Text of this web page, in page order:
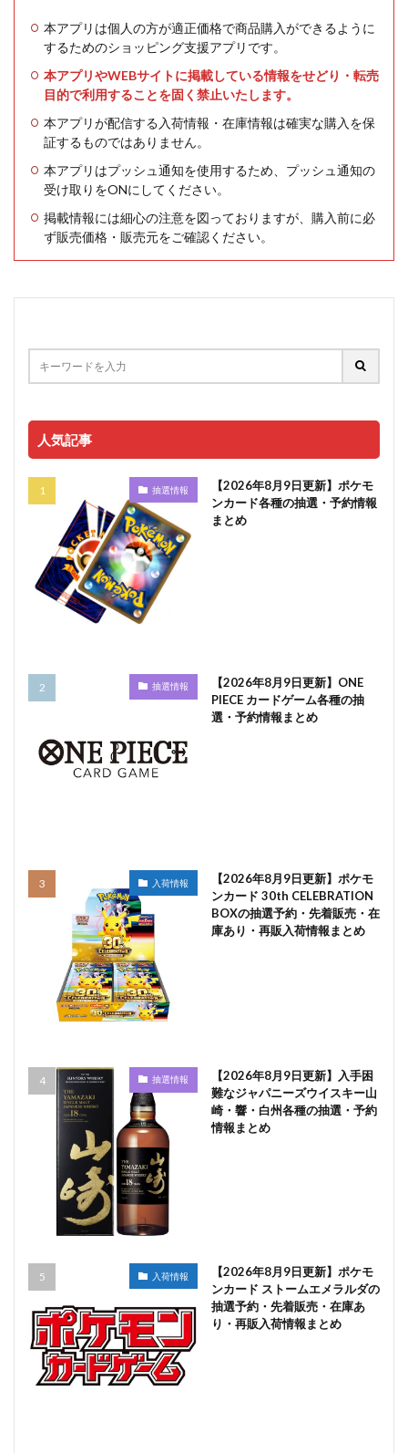
本アプリは個人の方が適正価格で商品購入ができるように
するためのショッピング支援アプリです。
本アプリやWEBサイトに掲載している情報をせどり・転売
目的で利用することを固く禁止いたします。
本アプリが配信する入荷情報・在庫情報は確実な購入を保
証するものではありません。
本アプリはプッシュ通知を使用するため、プッシュ通知の
受け取りをONにしてください。
掲載情報には細心の注意を図っておりますが、購入前に必
ず販売価格・販売元をご確認ください。
人気記事
抽選情報
【2026年8月9日更新】ポケモ
ンカード各種の抽選・予約情報
まとめ
抽選情報
【2026年8月9日更新】ONE
PIECE カードゲーム各種の抽
選・予約情報まとめ
入荷情報
【2026年8月9日更新】ポケモ
ンカード 30th CELEBRATION
BOXの抽選予約・先着販売・在
庫あり・再販入荷情報まとめ
抽選情報
【2026年8月9日更新】入手困
難なジャパニーズウイスキー山
崎・響・白州各種の抽選・予約
情報まとめ
入荷情報
【2026年8月9日更新】ポケモ
ンカード ストームエメラルダの
抽選予約・先着販売・在庫あ
り・再販入荷情報まとめ